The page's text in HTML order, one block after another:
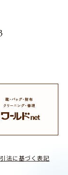
法に基づく表記